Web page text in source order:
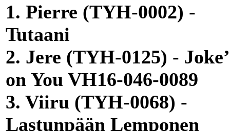
1. Pierre (TYH-0002) -
Tutaani
2. Jere (TYH-0125) -
on You VH16-046-0089
3. Viiru (TYH-0068) -
Lastunpään Lemponen